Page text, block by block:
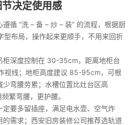
决定使用感
循 “洗 – 备 – 炒 – 装” 的流程，根据厨
型布局，操作起来更顺手，不用来回折
柜深度控制在 30-35cm，距离地柜台
视线；地柜高度建议 85-95cm，可根
弯腰劳累；水槽位置比灶台区高
繁弯腰，更护腰。
要多留插座，满足电水壶、空气炸
需求；西安旧房装修公司推荐选轨道